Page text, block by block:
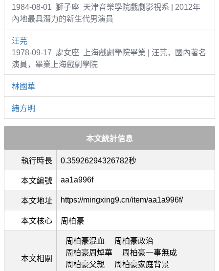
1984-08-01 獅子座 天津音樂學院戲劇影視系 | 2012年
內地最具潛力的新生代男演員
汪芫
1978-09-17 處女座 上海戲劇學院畢業 | 汪芫，國內著名
演員，畢業上海戲劇學院
林國華
緒方明
本文統計信息
執行時長 0.35926294326782秒
本文編號 aa1a996f
本文地址 https://mingxing9.cn/item/aa1a996f/
本文核心 周柏豪
本文相關
周柏豪混血
周柏豪政治
周柏豪周焯華
周柏豪一事無成
周柏豪父親
周柏豪家庭背景